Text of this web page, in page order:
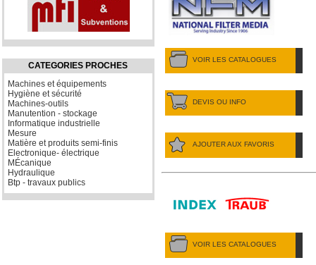
CATEGORIES PROCHES
Machines et équipements
Hygiène et sécurité
Machines-outils
Manutention - stockage
Informatique industrielle
Mesure
Matière et produits semi-finis
Electronique- électrique
MÉcanique
Hydraulique
Btp - travaux publics
VOIR LES CATALOGUES
DEVIS OU INFO
AJOUTER AUX FAVORIS
VOIR LES CATALOGUES